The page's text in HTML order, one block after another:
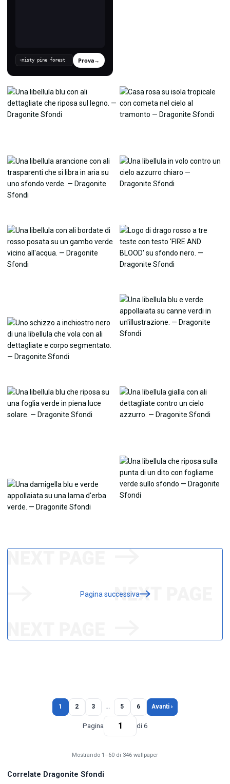
› Prova→
Pagina successiva
1 2 3 … 5 6 Avanti ›
Pagina di 6
Mostrando 1–60 di 346 wallpaper
Correlate Dragonite Sfondi